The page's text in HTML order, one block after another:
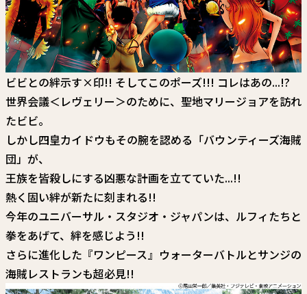
関連リンク
ビビとの絆示す×印!! そしてこのポーズ!!! コレはあの...!?
世界会議＜レヴェリー＞のために、聖地マリージョアを訪れ
たビビ。
しかし四皇カイドウもその腕を認める「バウンティーズ海賊
団」が、
王族を皆殺しにする凶悪な計画を立てていた...!!
熱く固い絆が新たに刻まれる!!
今年のユニバーサル・スタジオ・ジャパンは、ルフィたちと
拳をあげて、絆を感じよう!!
さらに進化した 『ワンピース』ウォーターバトルとサンジの
海賊レストランも超必見!!